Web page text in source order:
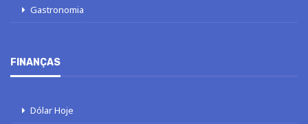
Gastronomia
FINANÇAS
Dólar Hoje